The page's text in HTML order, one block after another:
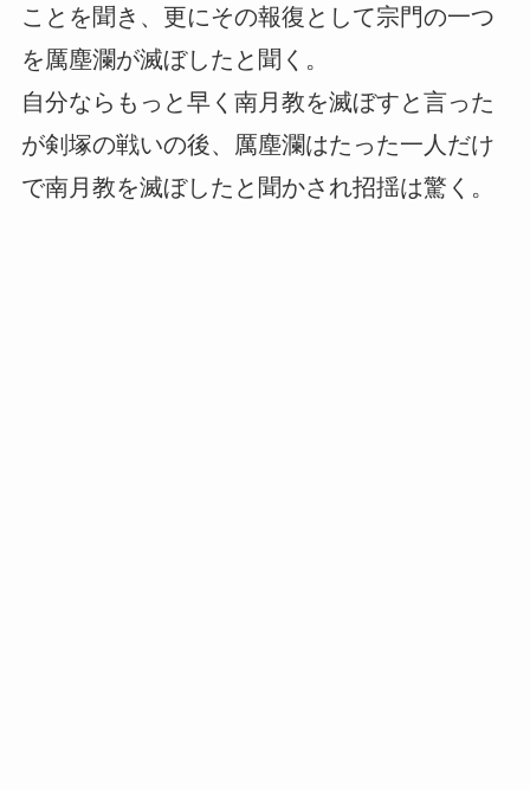
ことを聞き、更にその報復として宗門の一つ
を厲塵瀾が滅ぼしたと聞く。
自分ならもっと早く南月教を滅ぼすと言った
が剣塚の戦いの後、厲塵瀾はたった一人だけ
で南月教を滅ぼしたと聞かされ招揺は驚く。